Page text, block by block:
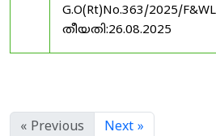
G.O(Rt)No.363/2025/
തീയതി:26.08.2025
« Previous Next »